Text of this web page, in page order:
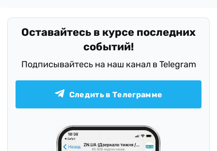
Оставайтесь в курсе последних
событий!
Подписывайтесь на наш канал в Telegram
Следить в Телеграмме